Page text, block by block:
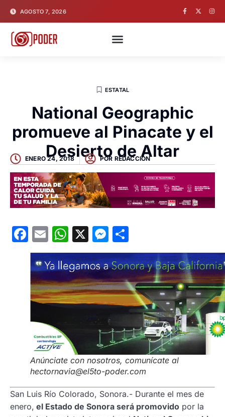
AGOSTO 7, 2026
ESTATAL
National Geographic
promueve al Pinacate y el
Desierto de Altar
ENERO 24, 2018 POR REDACCION
Facebook
EmailWhatsApp
X Messenger
Anúnciate con nosotros, comunícate al
hectornavia@el5to-poder.com
San Luis Río Colorado, Sonora.- Durante el mes de
enero, el Estado de Sonora será promovido por la